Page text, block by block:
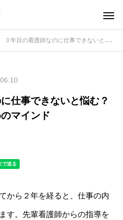
３年目の看護師なのに仕事できないと悩む？自信を取り戻すためのマインド
仕事できないと悩む？
マインド
から２年を経ると、仕事の内
す。先輩看護師からの指導を